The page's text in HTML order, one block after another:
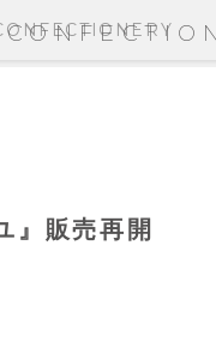
』販売再開